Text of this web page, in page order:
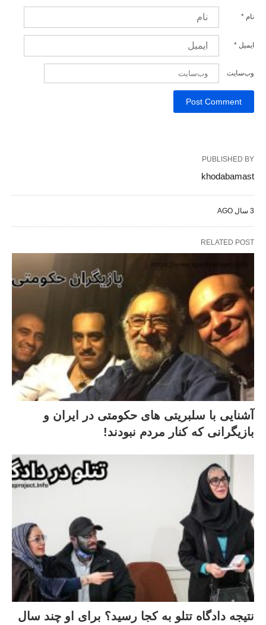
نام *
ایمیل *
وب‌سایت
PUBLISHED BY
khodabamast
3 سال AGO
RELATED POST
آشنایی با سلبریتی های حکومتی در ایران و
بازیگرانی که کنار مردم نبودند!
نتیجه دادگاه تتلو به کجا رسید؟ برای او چند سال